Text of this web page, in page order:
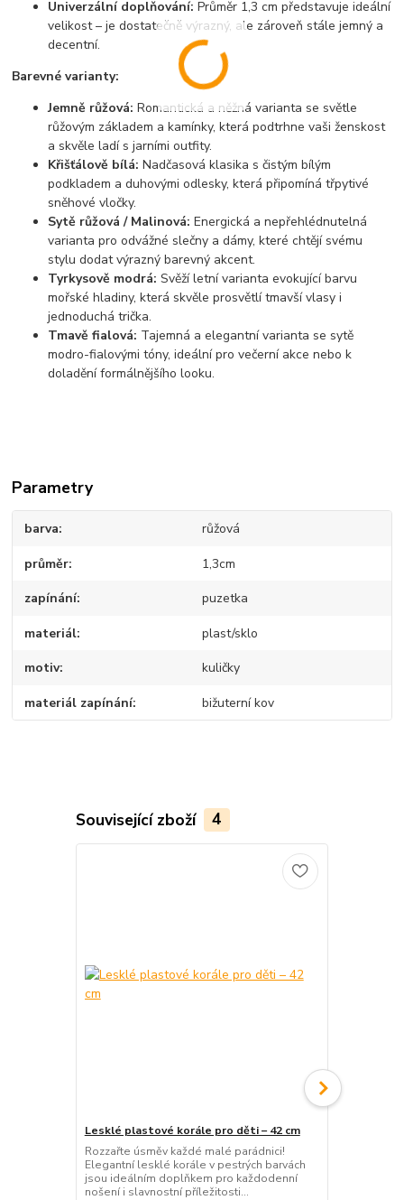
Univerzální doplňování: Průměr 1,3 cm představuje ideální
velikost – je dostatečně výrazný, ale zároveň stále jemný a
decentní.
Barevné varianty:
Jemně růžová: Romantická a něžná varianta se světle
růžovým základem a kamínky, která podtrhne vaši ženskost
a skvěle ladí s jarními outfity.
Křišťálově bílá: Nadčasová klasika s čistým bílým
podkladem a duhovými odlesky, která připomíná třpytivé
sněhové vločky.
Sytě růžová / Malinová: Energická a nepřehlédnutelná
varianta pro odvážné slečny a dámy, které chtějí svému
stylu dodat výrazný barevný akcent.
Tyrkysově modrá: Svěží letní varianta evokující barvu
mořské hladiny, která skvěle prosvětlí tmavší vlasy i
jednoduchá trička.
Tmavě fialová: Tajemná a elegantní varianta se sytě
modro-fialovými tóny, ideální pro večerní akce nebo k
doladění formálnějšího looku.
Parametry
barva růžová
průměr 1,3cm
zapínání puzetka
materiál plast/sklo
motiv kuličky
materiál zapínání bižuterní kov
Související zboží 4
Lesklé plastové korále pro děti – 42 cm
Rozzařte úsměv každé malé parádnici!
Elegantní lesklé korále v pestrých barvách
jsou ideálním doplňkem pro každodenní
nošení i slavnostní příležitosti...